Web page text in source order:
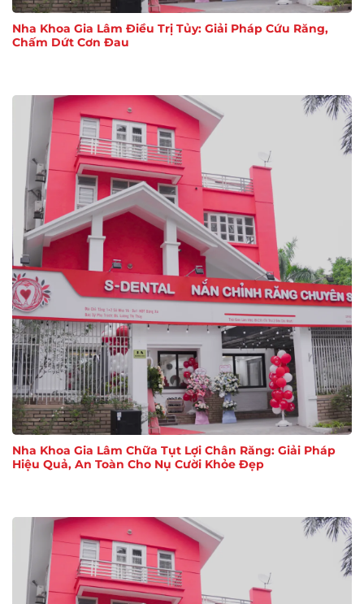
Nha Khoa Gia Lâm Điều Trị Tủy: Giải Pháp Cứu Răng,
Chấm Dứt Cơn Đau
Nha Khoa Gia Lâm Chữa Tụt Lợi Chân Răng: Giải Pháp
Hiệu Quả, An Toàn Cho Nụ Cười Khỏe Đẹp